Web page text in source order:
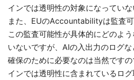
インでは透明性の対象になっていな
また、EUのAccountabilityは監査可
この監査可能性が具体的にどのよ
いないですが、AIの入出力のログ
確保のために必要なのは当然です
インでは透明性に含まれているロ